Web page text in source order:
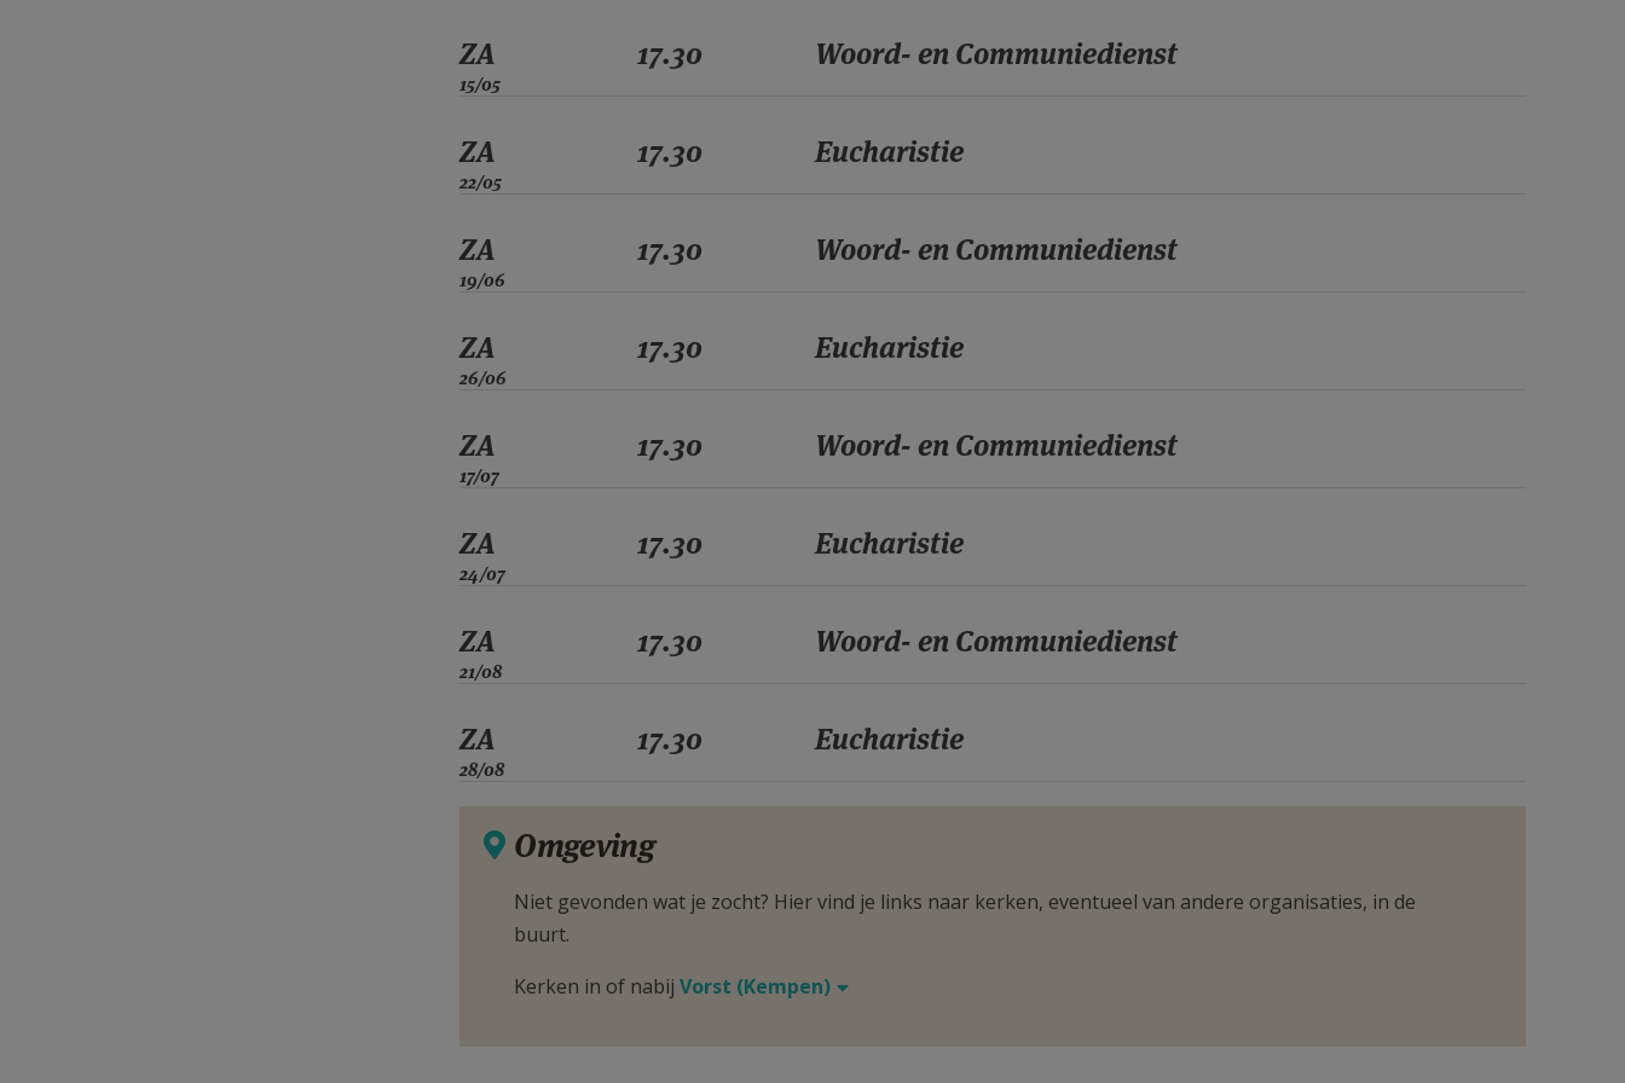
ZA
15/05
17.30 Woord- en Communiedienst
ZA
22/05
17.30 Eucharistie
ZA
19/06
17.30 Woord- en Communiedienst
ZA
26/06
17.30 Eucharistie
ZA
17/07
17.30 Woord- en Communiedienst
ZA
24/07
17.30 Eucharistie
ZA
21/08
17.30 Woord- en Communiedienst
ZA
28/08
17.30 Eucharistie
Omgeving
Niet gevonden wat je zocht? Hier vind je links naar kerken, eventueel van andere organisaties, in de
buurt.
Kerken in of nabijVorst (Kempen)